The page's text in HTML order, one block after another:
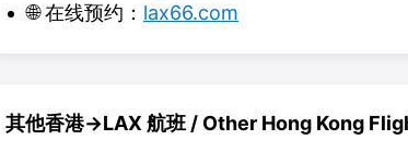
🌐在线预约 ： lax66.com
其他香港→LAX 航班/ Other Hong Kong